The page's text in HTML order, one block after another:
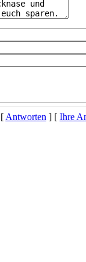
[Antworten ] [ Ihre